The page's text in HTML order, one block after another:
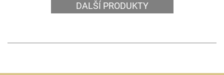
DALŠÍ PRODUKTY